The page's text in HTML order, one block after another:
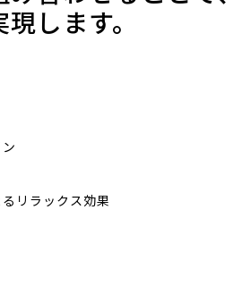
します。
リラックス効果